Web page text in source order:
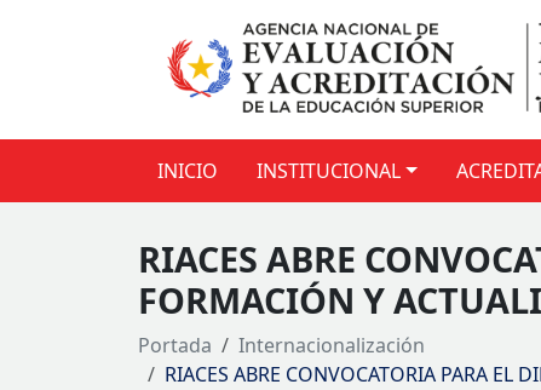
INICIO INSTITUCIONAL
RIACES ABRE
FORMACIÓN Y
Portada
Internacionalización
RIACES ABRE CONVOCATORIA PARA EL